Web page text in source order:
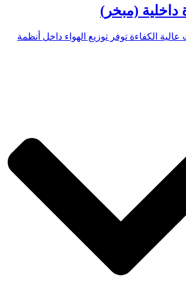
داخلية (مبخر)
الكفاءة توفر توزيع الهواء داخل أنظمة